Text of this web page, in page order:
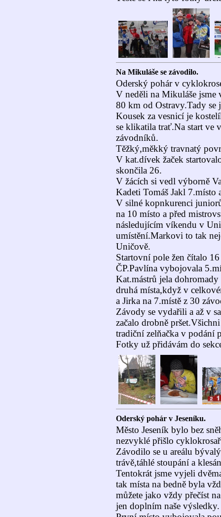
Na Mikuláše se závodilo.
Oderský pohár v
V neděli na Mikuláše jsme
80 km od Ostravy.Tady se
Kousek za vesnicí je
se klikatila trať.Na start ve
závodníků.
Těžký,měkký travnatý
V kat.dívek žaček
skončila 26.
V žácích si vedl výborně
Kadeti Tomáš Jakl 7.místo
V silné kopnkurenci
na 10 místo a před
následujícím víkendu v
umístění.Markovi to tak
Uničově.
Startovní pole žen čítalo
ČP.Pavlína vybojovala
Kat.mástrů jela
druhá místa,když v
a Jirka na 7.místě z 30
Závody se vydařili a až v
začalo drobně
tradiční zelňačka v podání
Fotky už přidávám do
Oderský pohár v Jeseníku.
Město Jeseník bylo bez
nezvyklé přišlo
Závodilo se u areálu
trávě,táhlé stoupání a
Tentokrát jsme vyjeli
tak místa na bedně byla
můžete jako vždy přečíst
jen doplním naše výsledky.